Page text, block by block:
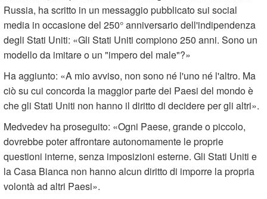
Russia, ha scritto in un messaggio pubblicato sui social
media in occasione del 250° anniversario dell'indipendenza
degli Stati Uniti: «Gli Stati Uniti compiono 250 anni. Sono un
modello da imitare o un "impero del male"?»
Ha aggiunto: «A mio avviso, non sono né l'uno né l'altro. Ma
ciò su cui concorda la maggior parte dei Paesi del mondo è
che gli Stati Uniti non hanno il diritto di decidere per gli altri».
Medvedev ha proseguito: «Ogni Paese, grande o piccolo,
dovrebbe poter affrontare autonomamente le proprie
questioni interne, senza imposizioni esterne. Gli Stati Uniti e
la Casa Bianca non hanno alcun diritto di imporre la propria
volontà ad altri Paesi».